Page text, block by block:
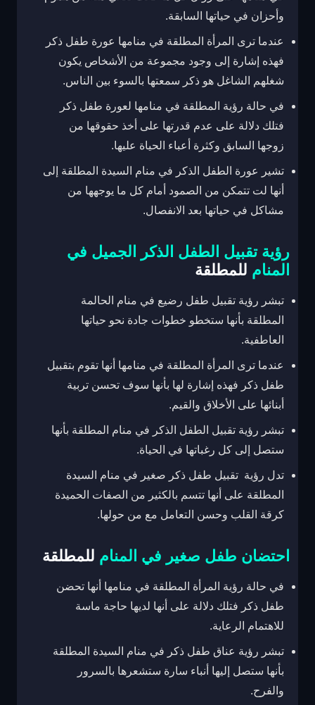
وأحزان في حياتها السابقة.
عندما ترى المرأة المطلقة في منامها عورة طفل ذكر
فهذه إشارة إلى وجود مجموعة من الأشخاص يكون
شغلهم الشاغل هو ذكر سمعتها بالسوء بين الناس.
في حالة رؤية المطلقة في منامها لعورة طفل ذكر
فتلك دلالة على عدم قدرتها على أخذ حقوقها من
زوجها السابق وكثرة أعباء الحياة عليها.
تشير عورة الطفل الذكر في منام السيدة المطلقة إلى
أنها لت تتمكن من الصمود أمام كل ما يوجهها من
مشاكل في حياتها بعد الانفصال.
رؤية تقبيل الطفل الذكر الجميل في
المنام للمطلقة
تبشر رؤية تقبيل طفل رضيع في منام الحالمة
المطلقة بأنها ستخطو خطوات جادة نحو حياتها
العاطفية.
عندما ترى المرأة المطلقة في منامها أنها تقوم بتقبيل
طفل ذكر فهذه إشارة لها بأنها سوف تحسن تربية
أبنائها على الأخلاق والقيم.
تبشر رؤية تقبيل الطفل الذكر في منام المطلقة بأنها
ستصل إلى كل رغباتها في الحياة.
تدل رؤية تقبيل طفل ذكر صغير في منام السيدة
المطلقة على أنها تتسم بالكثير من الصفات الحميدة
كرقة القلب وحسن التعامل مع من حولها.
احتضان طفل صغير في المنام للمطلقة
في حالة رؤية المرأة المطلقة في منامها أنها تحضن
طفل ذكر فتلك دلالة على أنها لديها حاجة ماسة
للاهتمام الرعاية.
تبشر رؤية عناق طفل ذكر في منام السيدة المطلقة
بأنها ستصل إليها أنباء سارة ستشعرها بالسرور
والفرح.